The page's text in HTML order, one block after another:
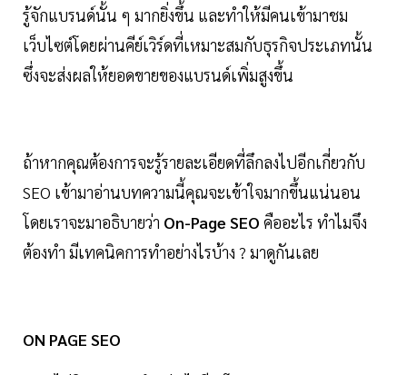
รู้จักแบรนด์นั้น ๆ มากยิ่งขึ้น และทำให้มีคนเข้ามาชม
เว็บไซต์โดยผ่านคีย์เวิร์ดที่เหมาะสมกับธุรกิจประเภทนั้น
ซึ่งจะส่งผลให้ยอดขายของแบรนด์เพิ่มสูงขึ้น
ถ้าหากคุณต้องการจะรู้รายละเอียดที่ลึกลงไปอีกเกี่ยวกับ
SEO เข้ามาอ่านบทความนี้คุณจะเข้าใจมากขึ้นแน่นอน
โดยเราจะมาอธิบายว่า On-Page SEO คืออะไร ทำไมจึง
ต้องทำ มีเทคนิคการทำอย่างไรบ้าง ? มาดูกันเลย
ON PAGE SEO